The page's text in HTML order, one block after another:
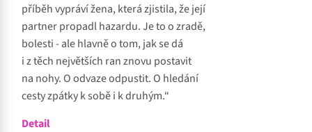
příběh vypráví žena, která zjistila, že její
partner propadl hazardu. Je to o zradě,
bolesti - ale hlavně o tom, jak se dá
i z těch největších ran znovu postavit
na nohy. O odvaze odpustit. O hledání
cesty zpátky k sobě i k druhým.“
Detail